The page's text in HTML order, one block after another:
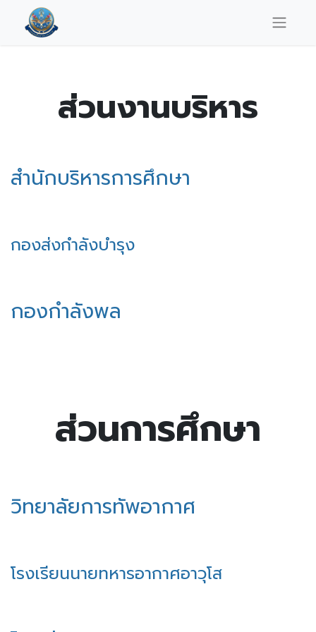
ส่วนงานบริหาร
สำนักบริหารการศึกษา
กองส่งกำลังบำรุง
กองกำลังพล
ส่วนการศึกษา
วิทยาลัยการทัพอ​ากาศ
โรงเรียนนายทหารอากาศอาวุโส